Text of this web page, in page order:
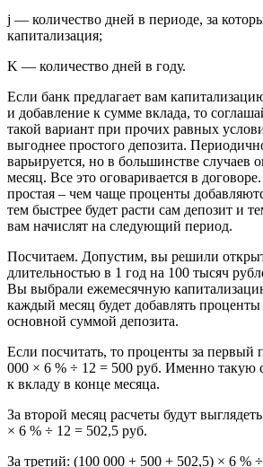
j — количество дней в периоде, за
капитализация;
K — количество дней в году.
Если банк предлагает вам
и добавление к сумме вклада, то
такой вариант при прочих равных
выгоднее простого депозита.
варьируется, но в большинстве случаев
месяц. Все это оговаривается в
простая – чем чаще проценты
тем быстрее будет расти сам депозит и
вам начислят на следующий период.
Посчитаем. Допустим, вы решили
длительностью в 1 год на 100 тысяч
Вы выбрали ежемесячную
каждый месяц будет добавлять
основной суммой депозита.
Если посчитать, то проценты за первый
000 × 6 % ÷ 12 = 500 руб. Именно такую
к вкладу в конце месяца.
За второй месяц расчеты будут
× 6 % ÷ 12 = 502,5 руб.
За третий: (100 000 + 500 + 502,5) × 6 %